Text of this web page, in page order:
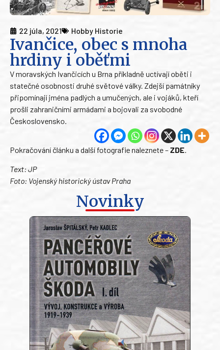
22 júla, 2021 Hobby Historie
Ivančice, obec s mnoha
hrdiny i oběťmi
V moravských Ivančicích u Brna příkladně uctívají oběti i
statečné osobnosti druhé světové války. Zdejší památníky
připomínají jména padlých a umučených, ale i vojáků, kteří
prošli zahraničními armádami a bojovali za svobodné
Československo.
Pokračování článku a další fotografie naleznete – ZDE.
Text: JP
Foto: Vojenský historický ústav Praha
Novinky